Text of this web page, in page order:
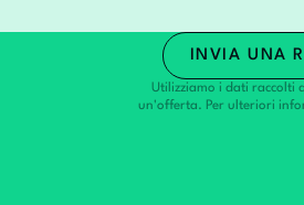
Utilizziamo i dati raccolti
un'offerta. Per ulteriori